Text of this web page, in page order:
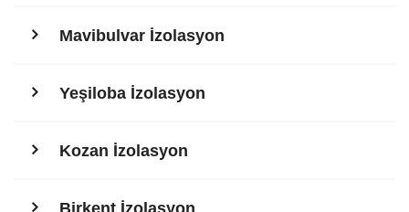
Mavibulvar İzolasyon
Yeşiloba İzolasyon
Kozan İzolasyon
Birkent İzolasyon